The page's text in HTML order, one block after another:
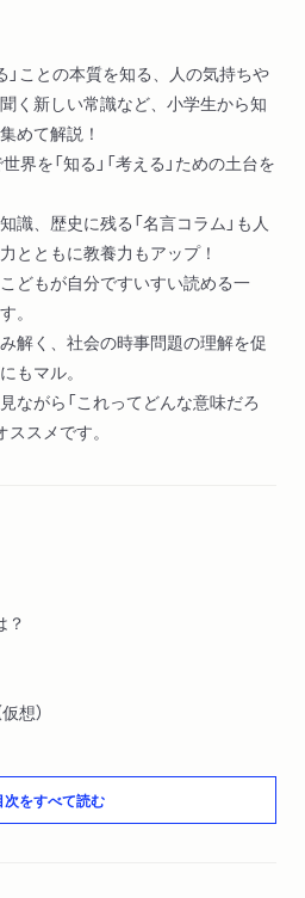
」ことの本質を知る、人の気持ちや
く新しい常識など、小学生から知
めて解説！
を「知る」「考える」ための土台を
識、歴史に残る「名言コラム」も人
とともに教養力もアップ！
どもが自分ですいすい読める一
。
解く、社会の時事問題の理解を促
マル。
がら「これってどんな意味だろ
スメです。
？
想）
新）
次をすべて読む